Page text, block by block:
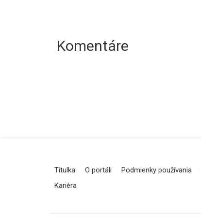
Komentáre
Titulka O portáli Podmienky používania
Kariéra